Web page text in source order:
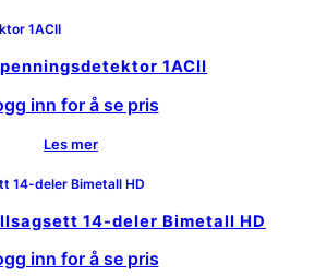
1ACII
inn for å se pris
Les mer
14-deler Bimetall HD
inn for å se pris